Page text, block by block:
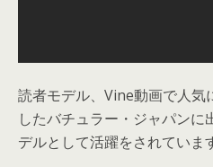
読者モデル、Vine動画で人気
したバチュラー・ジャパン
デルとして活躍をされていま